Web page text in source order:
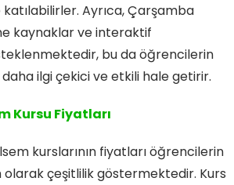
Ayrıca, Çarşamba
kaynaklar ve interaktif
bu da öğrencilerin
ilgi çekici ve etkili hale getirir.
Kursu Fiyatları
kurslarının fiyatları öğrencilerin
çeşitlilik göstermektedir. Kurs